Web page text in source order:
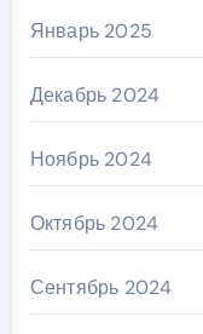
Январь 2025
Декабрь 2024
Ноябрь 2024
Октябрь 2024
Сентябрь 2024